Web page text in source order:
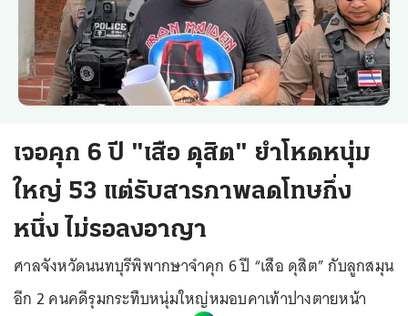
เจอคุก 6 ปี "เสือ ดุสิต" ยําโหดหนุ่ม
ใหญ่ 53 แต่รับสารภาพลดโทษกึ่ง
หนึ่ง ไม่รอลงอาญา
ศาลจังหวัดนนทบุรีพิพากษาจำคุก 6 ปี “เสือ ดุสิต” กับลูกสมุน
อีก 2 คนคดีรุมกระทืบหนุ่มใหญ่หมอบคาเท้าปางตายหน้า